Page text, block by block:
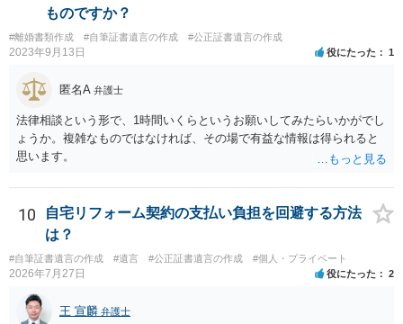
ものですか？
#離婚書類作成 #自筆証書遺言の作成 #公正証書遺言の作成
2023年9月13日 役にたった 1
匿名A 弁護士
法律相談という形で、1時間いくらというお願いしてみたらいかがでし
ょうか。複雑なものではなければ、その場で有益な情報は得られると
思います。
10
自宅リフォーム契約の支払い負担を回避する方法
は？
#自筆証書遺言の作成 #遺言 #公正証書遺言の作成 #個人・プライベート
2026年7月27日 役にたった 2
王 宣麟 弁護士